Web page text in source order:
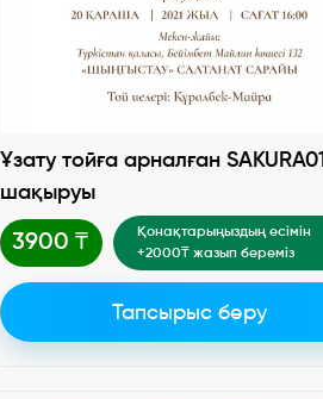
Ұзату тойға арналған SAKURA01
шақыруы
3900 ₸
Қонақтарыңыздың есімін
+2000₸ жазып береміз
Тапсырыс беру